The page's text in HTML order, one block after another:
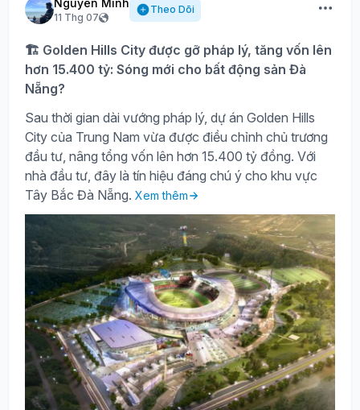
Nguyên Minh
11 Thg 07
Theo Dõi
🏗️ Golden Hills City được gỡ pháp lý, tăng vốn lên
hơn 15.400 tỷ: Sóng mới cho bất động sản Đà
Nẵng?
Sau thời gian dài vướng pháp lý, dự án Golden Hills
City của Trung Nam vừa được điều chỉnh chủ trương
đầu tư, nâng tổng vốn lên hơn 15.400 tỷ đồng. Với
nhà đầu tư, đây là tín hiệu đáng chú ý cho khu vực
Tây Bắc Đà Nẵng. Xem thêm